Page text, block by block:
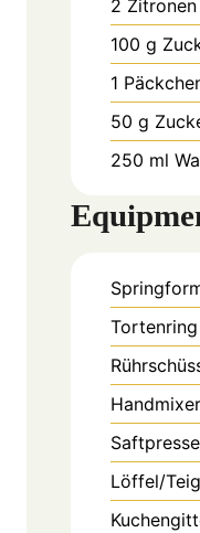
2
100 g
1
50 g
250 ml
Tortenring
Handmixer
Saftpresse
Löffel/